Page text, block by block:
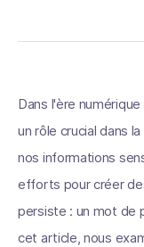
Dans l'ère
un rôle crucial dans
nos informations
efforts pour créer
persiste : un mot de
cet article, nous